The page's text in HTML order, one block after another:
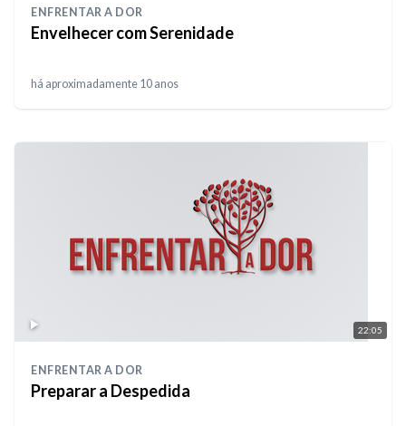
ENFRENTAR A DOR
Envelhecer com Serenidade
há aproximadamente 10 anos
22:05
ENFRENTAR A DOR
Preparar a Despedida